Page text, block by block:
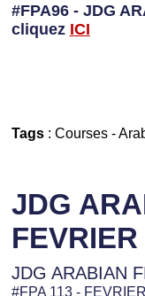
#FPA96 - JDG
cliquez ICI
Tags: Courses-
JDG
JDG ARABIAN
#FPA 113 -